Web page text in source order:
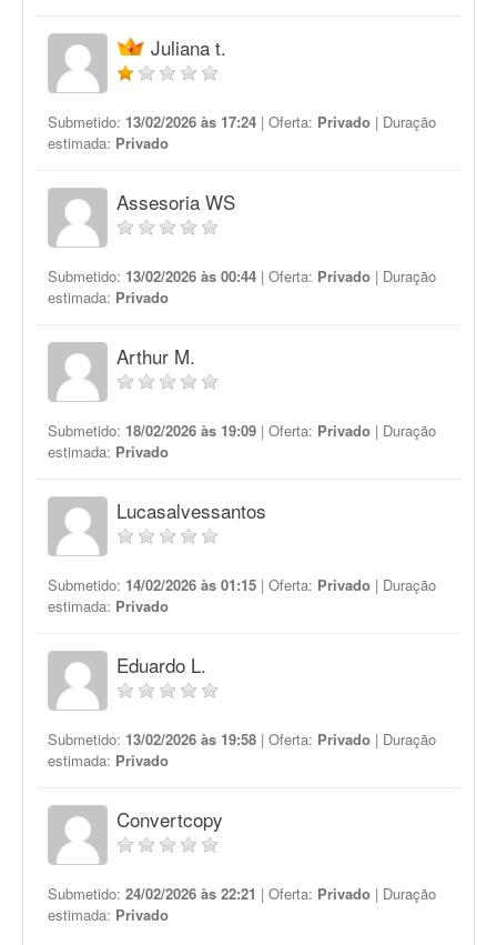
Juliana t.
Submetido: 13/02/2026 às 17:24 | Oferta: Privado | Duração
estimada: Privado
Assesoria WS
Submetido: 13/02/2026 às 00:44 | Oferta: Privado | Duração
estimada: Privado
Arthur M.
Submetido: 18/02/2026 às 19:09 | Oferta: Privado | Duração
estimada: Privado
Lucasalvessantos
Submetido: 14/02/2026 às 01:15 | Oferta: Privado | Duração
estimada: Privado
Eduardo L.
Submetido: 13/02/2026 às 19:58 | Oferta: Privado | Duração
estimada: Privado
Convertcopy
Submetido: 24/02/2026 às 22:21 | Oferta: Privado | Duração
estimada: Privado